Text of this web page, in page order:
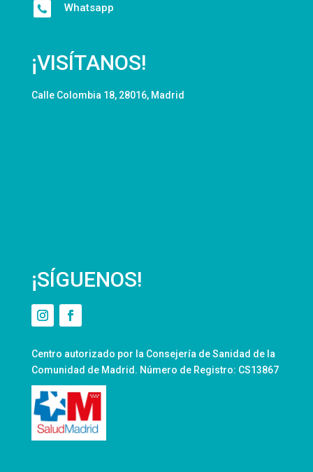
Whatsapp
¡VISÍTANOS!
Calle Colombia 18, 28016, Madrid
¡SÍGUENOS!
Centro autorizado por la Consejería de Sanidad de la
Comunidad de Madrid. Número de Registro: CS13867